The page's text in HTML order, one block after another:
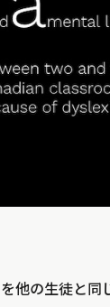
他の生徒と同